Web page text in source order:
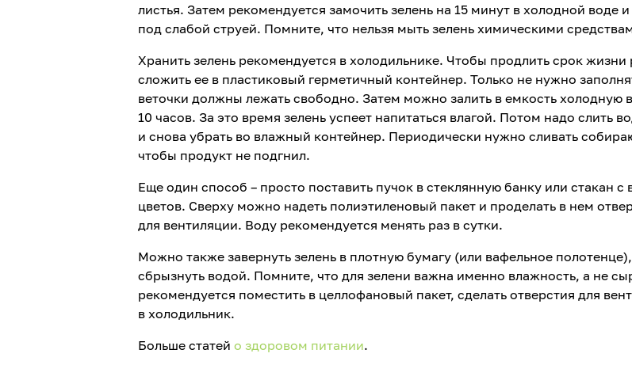
листья. Затем рекомендуется замочить зелень на 15 минут в холодной воде
под слабой струей. Помните, что нельзя мыть зелень химическими
Хранить зелень рекомендуется в холодильнике. Чтобы продлить срок
сложить ее в пластиковый герметичный контейнер. Только не нужно
веточки должны лежать свободно. Затем можно залить в емкость холодную
10 часов. За это время зелень успеет напитаться влагой. Потом надо слить
и снова убрать во влажный контейнер. Периодически нужно сливать
чтобы продукт не подгнил.
Еще один способ – просто поставить пучок в стеклянную банку или стакан с
цветов. Сверху можно надеть полиэтиленовый пакет и проделать в нем
для вентиляции. Воду рекомендуется менять раз в сутки.
Можно также завернуть зелень в плотную бумагу (или вафельное
сбрызнуть водой. Помните, что для зелени важна именно влажность, а не
рекомендуется поместить в целлофановый пакет, сделать отверстия для
в холодильник.
Больше статей о здоровом питании.